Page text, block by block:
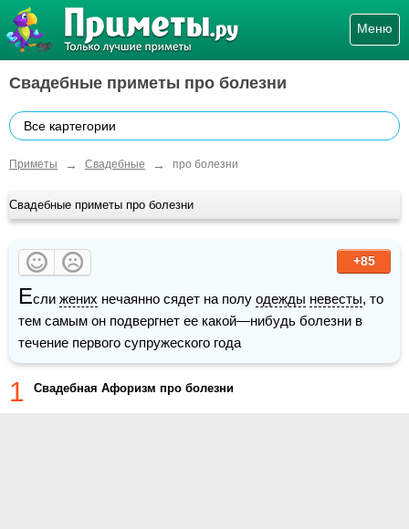
Меню
Свадебные приметы про болезни
Все картегории
Приметы → Свадебные → про болезни
Свадебные приметы про болезни
+85
Если жених нечаянно сядет на полу одежды невесты, то
тем самым он подвергнет ее какой—нибудь болезни в
течение первого супружеского года
1 Cвадебная Афоризм про болезни